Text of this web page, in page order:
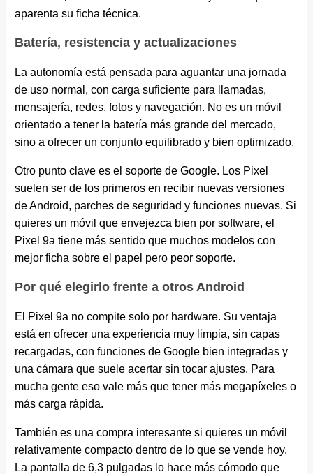
aparenta su ficha técnica.
Batería, resistencia y actualizaciones
La autonomía está pensada para aguantar una jornada
de uso normal, con carga suficiente para llamadas,
mensajería, redes, fotos y navegación. No es un móvil
orientado a tener la batería más grande del mercado,
sino a ofrecer un conjunto equilibrado y bien optimizado.
Otro punto clave es el soporte de Google. Los Pixel
suelen ser de los primeros en recibir nuevas versiones
de Android, parches de seguridad y funciones nuevas. Si
quieres un móvil que envejezca bien por software, el
Pixel 9a tiene más sentido que muchos modelos con
mejor ficha sobre el papel pero peor soporte.
Por qué elegirlo frente a otros Android
El Pixel 9a no compite solo por hardware. Su ventaja
está en ofrecer una experiencia muy limpia, sin capas
recargadas, con funciones de Google bien integradas y
una cámara que suele acertar sin tocar ajustes. Para
mucha gente eso vale más que tener más megapíxeles o
más carga rápida.
También es una compra interesante si quieres un móvil
relativamente compacto dentro de lo que se vende hoy.
La pantalla de 6,3 pulgadas lo hace más cómodo que